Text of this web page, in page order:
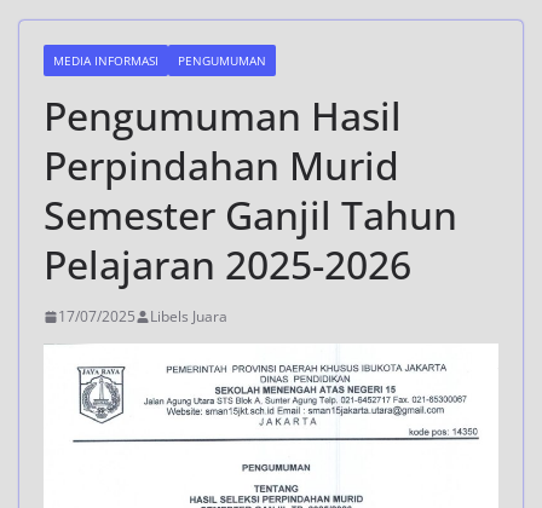
MEDIA INFORMASI PENGUMUMAN
Pengumuman Hasil
Perpindahan Murid
Semester Ganjil Tahun
Pelajaran 2025-2026
17/07/2025 Libels Juara